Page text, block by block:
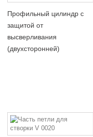
Профильный цилиндр с
защитой от
высверливания
(двухсторонней)